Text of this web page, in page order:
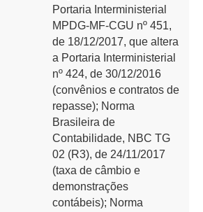
Portaria Interministerial
MPDG-MF-CGU nº 451,
de 18/12/2017, que altera
a Portaria Interministerial
nº 424, de 30/12/2016
(convênios e contratos de
repasse); Norma
Brasileira de
Contabilidade, NBC TG
02 (R3), de 24/11/2017
(taxa de câmbio e
demonstrações
contábeis); Norma